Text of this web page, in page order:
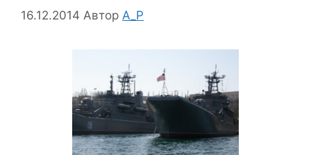
16.12.2014 Автор A_P